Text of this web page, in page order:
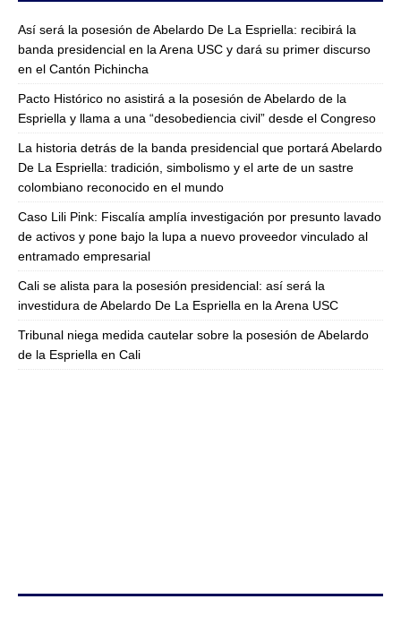
Así será la posesión de Abelardo De La Espriella: recibirá la
banda presidencial en la Arena USC y dará su primer discurso
en el Cantón Pichincha
Pacto Histórico no asistirá a la posesión de Abelardo de la
Espriella y llama a una “desobediencia civil” desde el Congreso
La historia detrás de la banda presidencial que portará Abelardo
De La Espriella: tradición, simbolismo y el arte de un sastre
colombiano reconocido en el mundo
Caso Lili Pink: Fiscalía amplía investigación por presunto lavado
de activos y pone bajo la lupa a nuevo proveedor vinculado al
entramado empresarial
Cali se alista para la posesión presidencial: así será la
investidura de Abelardo De La Espriella en la Arena USC
Tribunal niega medida cautelar sobre la posesión de Abelardo
de la Espriella en Cali